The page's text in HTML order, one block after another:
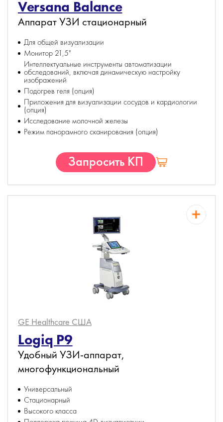
Versana Balance
Аппарат УЗИ стационарный
Для общей визуализации
Монитор 21,5"
Интеллектуальные инструменты автоматизации
обследований, включая динамическую настройку
изображений
Подогрев геля (опция)
Приложения для визуализации сосудов и кардиологии
(опция)
Исследование молочной железы
Режим панорамного сканирования (опция)
Запросить КП
GE Healthcare США
Logiq P9
Удобный УЗИ-аппарат,
многофункциональный
Универсальный
Стационарный
Высокого класса